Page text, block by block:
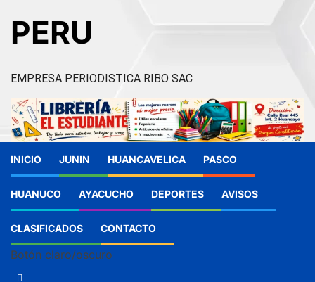
PERU
EMPRESA PERIODISTICA RIBO SAC
INICIO JUNIN HUANCAVELICA PASCO
HUANUCO AYACUCHO DEPORTES AVISOS
CLASIFICADOS CONTACTO
Botón claro/oscuro